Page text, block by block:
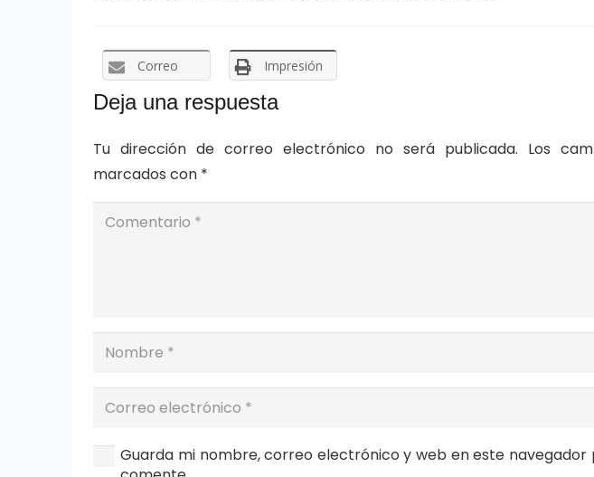
Correo Impresión
Deja una respuesta
Tu dirección de correo electrónico no será publicada. Los
marcados con *
Guarda mi nombre, correo electrónico y web en este navegador